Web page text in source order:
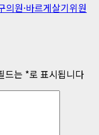
원·바르게살기위원
드는 *로 표시됩니다